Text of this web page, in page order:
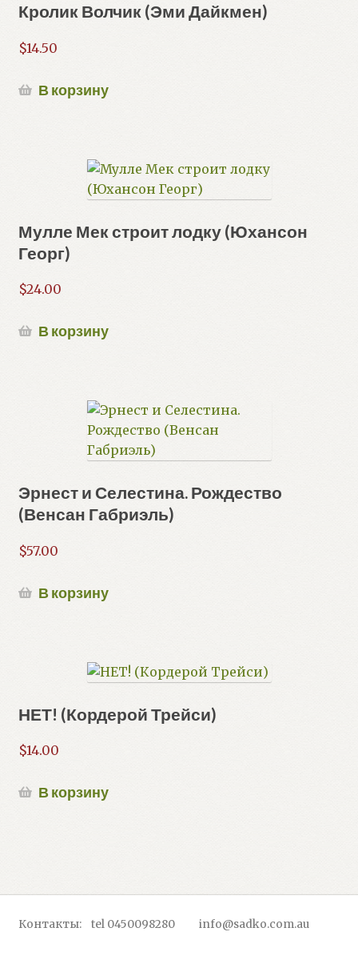
Кролик Волчик (Эми Дайкмен)
$14.50
В корзину
Мулле Мек строит лодку (Юхансон
Георг)
$24.00
В корзину
Эрнест и Селестина. Рождество
(Венсан Габриэль)
$57.00
В корзину
НЕТ! (Кордерой Трейси)
$14.00
В корзину
Контакты: tel 0450098280 info@sadko.com.au